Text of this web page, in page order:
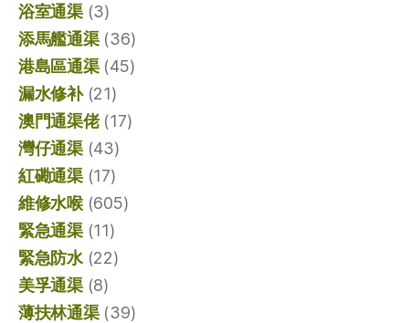
浴室通渠(3)
添馬艦通渠(36)
港島區通渠(45)
漏水修补(21)
澳門通渠佬(17)
灣仔通渠(43)
紅磡通渠(17)
維修水喉(605)
緊急通渠(11)
緊急防水(22)
美孚通渠(8)
薄扶林通渠(39)